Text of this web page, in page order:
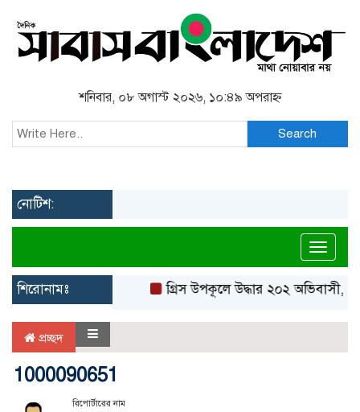
শনিবার, ০৮ অগাস্ট ২০২৬, ১০:৪৯ অপরাহ্ন
Search
নোটিশ:
শিরোনামঃ গ্রিস উপকূলে উদ্ধার ২০২ অভিবাসী,
প্রচ্ছদ
1000090651
রিপোর্টারের নাম